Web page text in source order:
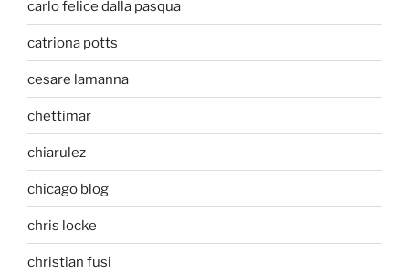
carlo felice dalla pasqua
catriona potts
cesare lamanna
chettimar
chiarulez
chicago blog
chris locke
christian fusi